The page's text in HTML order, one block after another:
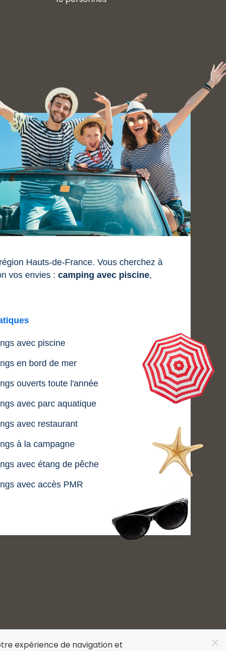
Hauts-de-France. Vous cherchez à
vos envies : camping avec piscine,
avec piscine
en bord de mer
ouverts toute l'année
avec parc aquatique
avec restaurant
à la campagne
avec étang de pêche
avec accès PMR
expérience de navigation et